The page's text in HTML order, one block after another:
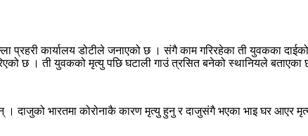
प्रहरी कार्यालय डोटीले जनाएको छ । संगै काम गरिरहेका ती युवकका
छ । ती युवकको मृत्यु पछि घटाली गाउं त्रसित बनेको स्थानियले बताएका
दाजुको भारतमा कोरोनाकै कारण मृत्यु हुनु र दाजुसंगै भएका भाइ घर आएर